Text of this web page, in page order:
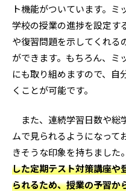
ト機能がついています。
学校の授業の進捗を設定す
や復習問題を示してくれる
ができます。もちろん、ミ
にも取り組めますので、自
くことが可能です。
また、連続学習日数や総
ムで見られるようになって
きそうな印象を持ちました
した定期テスト対策講座や
られるため、授業の予習か